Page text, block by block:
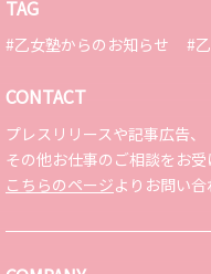
TAG
#乙女塾からのお知らせ #
CONTACT
プレスリリースや記事広告、
その他お仕事のご相談をお受
こちらのページよりお問い合